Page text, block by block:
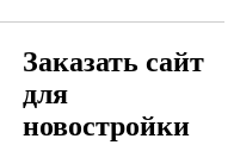
Заказать сайт
для
новостройки